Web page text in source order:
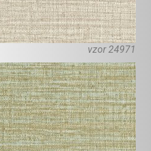
vzor 24971